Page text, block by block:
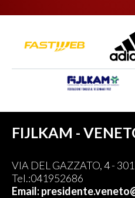
FIJLKAM -
VIA DEL GAZZATO, 4 -
Tel.:041952686
Email: